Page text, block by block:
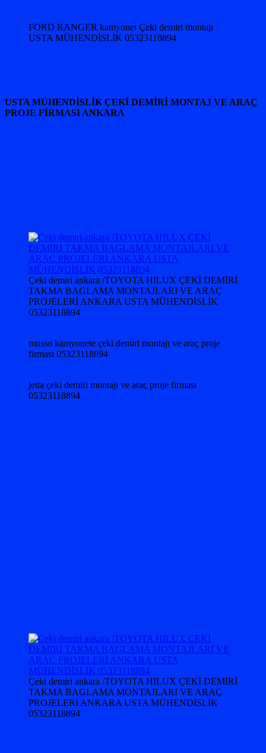
FORD RANGER kamyonet Çeki demiri montajı
USTA MÜHENDİSLİK 05323118894
USTA MÜHENDİSLİK ÇEKİ DEMİRİ MONTAJ VE ARAÇ
PROJE FİRMASI ANKARA
Çeki demiri ankara /TOYOTA HILUX ÇEKİ DEMİRİ
TAKMA BAGLAMA MONTAJLARI VE ARAÇ
PROJELERİ ANKARA USTA MÜHENDİSLİK
05323118894
musso kamyonete çeki demiri montajı ve araç proje
firması 05323118894
jetta çeki demiri montajı ve araç proje firması
05323118894
Çeki demiri ankara /TOYOTA HILUX ÇEKİ DEMİRİ
TAKMA BAGLAMA MONTAJLARI VE ARAÇ
PROJELERİ ANKARA USTA MÜHENDİSLİK
05323118894